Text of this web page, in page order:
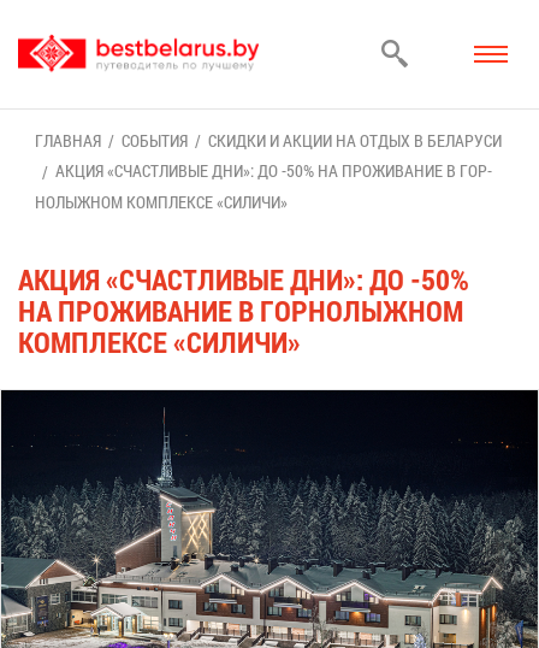
ГЛАВ­НАЯ СО­БЫ­ТИЯ
СКИД­КИ И АК­ЦИИ НА ОТ­ДЫХ В БЕ­ЛА­РУ­СИ
АК­ЦИЯ «СЧАСТ­ЛИ­ВЫЕ ДНИ»: ДО -50% НА ПРО­ЖИ­ВА­НИЕ В ГОР­
НО­ЛЫЖ­НОМ КОМ­ПЛЕК­СЕ «СИ­ЛИ­ЧИ»
АК­ЦИЯ «СЧАСТ­ЛИ­ВЫЕ ДНИ»: ДО -50%
НА ПРО­ЖИ­ВА­НИЕ В ГОР­НО­ЛЫЖ­НОМ
КОМ­ПЛЕК­СЕ «СИ­ЛИ­ЧИ»